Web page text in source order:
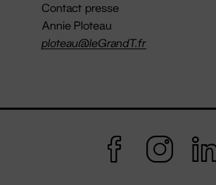
Contact presse
Annie Ploteau
ploteau@leGrandT.fr